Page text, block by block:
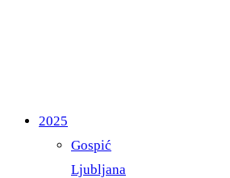
2025
Gospić
Ljubljana